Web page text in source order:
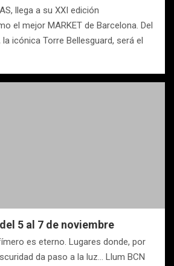
llega a su XXI edición
el mejor MARKET de Barcelona. Del
icónica Torre Bellesguard, será el
5 al 7 de noviembre
es eterno. Lugares donde, por
da paso a la luz… Llum BCN